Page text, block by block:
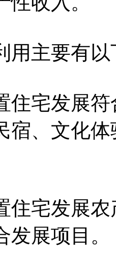
用主要有
住宅发展
宿、文化
住宅发展
发展项目。